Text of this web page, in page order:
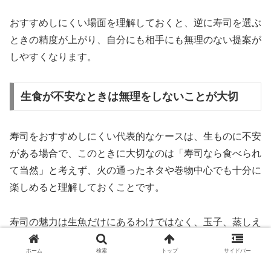
おすすめしにくい場面を理解しておくと、逆に寿司を選ぶ
ときの精度が上がり、自分にも相手にも無理のない提案が
しやすくなります。
生食が不安なときは無理をしないことが大切
寿司をおすすめしにくい代表的なケースは、生ものに不安
がある場合で、このときに大切なのは「寿司なら食べられ
て当然」と考えず、火の通ったネタや巻物中心でも十分に
楽しめると理解しておくことです。
寿司の魅力は生魚だけにあるわけではなく、玉子、蒸しえ
び、穴子、いなり、納豆巻き、かっぱ巻きなど、生食に抵
抗がある人でも入りやすい選択肢があるため、まずは安心
ホーム 検索 トップ サイドバー